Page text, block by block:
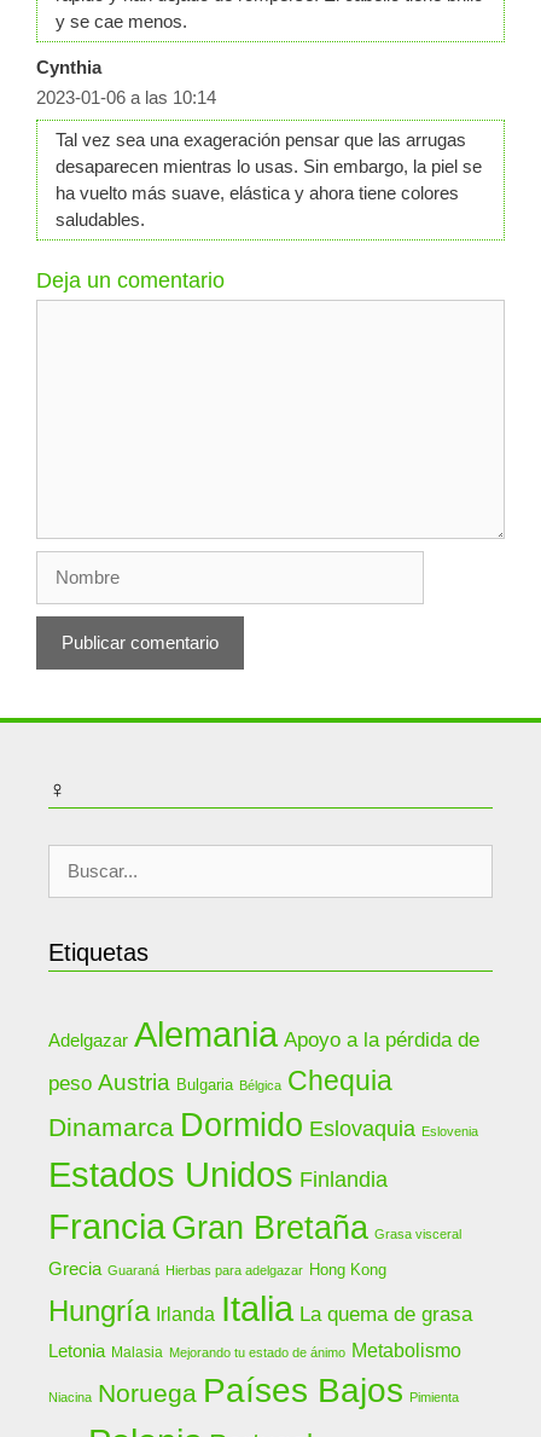
y se cae menos.
Cynthia
2023-01-06 a las 10:14
Tal vez sea una exageración pensar que las arrugas
desaparecen mientras lo usas. Sin embargo, la piel se
ha vuelto más suave, elástica y ahora tiene colores
saludables.
Deja un comentario
♀
Buscar:
Etiquetas
Adelgazar Alemania Apoyo a la pérdida de
peso Austria Bulgaria Bélgica Chequia
Dinamarca Dormido Eslovaquia Eslovenia
Estados Unidos Finlandia
FranciaGran Bretaña Grasa visceral
Grecia Guaraná Hierbas para adelgazar Hong Kong
Hungría Irlanda Italia La quema de grasa
Letonia Malasia Mejorando tu estado de ánimo Metabolismo
Niacina Noruega Países Bajos Pimienta